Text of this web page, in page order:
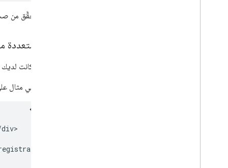
تحقَّق من
أقسام
في حال كانت
وفي ما يلي مثال
div